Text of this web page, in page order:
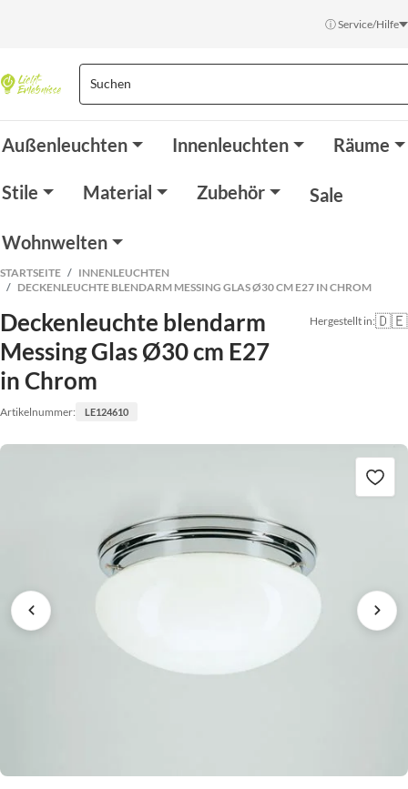
ⓘ Service/Hilfe
Außenleuchten Innenleuchten Räume
Stile Material Zubehör Sale
Wohnwelten
STARTSEITE
INNENLEUCHTEN
DECKENLEUCHTE BLENDARM MESSING GLAS Ø30 CM E27 IN CHROM
Deckenleuchte blendarm
Messing Glas Ø30 cm E27
in Chrom
Artikelnummer: LE124610
Hergestellt in:🇩🇪